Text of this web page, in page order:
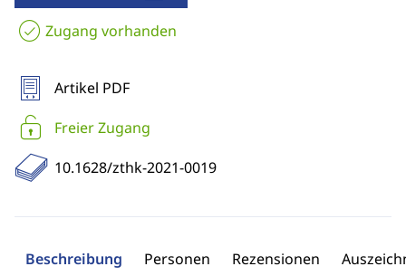
Zugang vorhanden
Artikel PDF
Freier Zugang
10.1628/zthk-2021-0019
Beschreibung Personen Rezensionen